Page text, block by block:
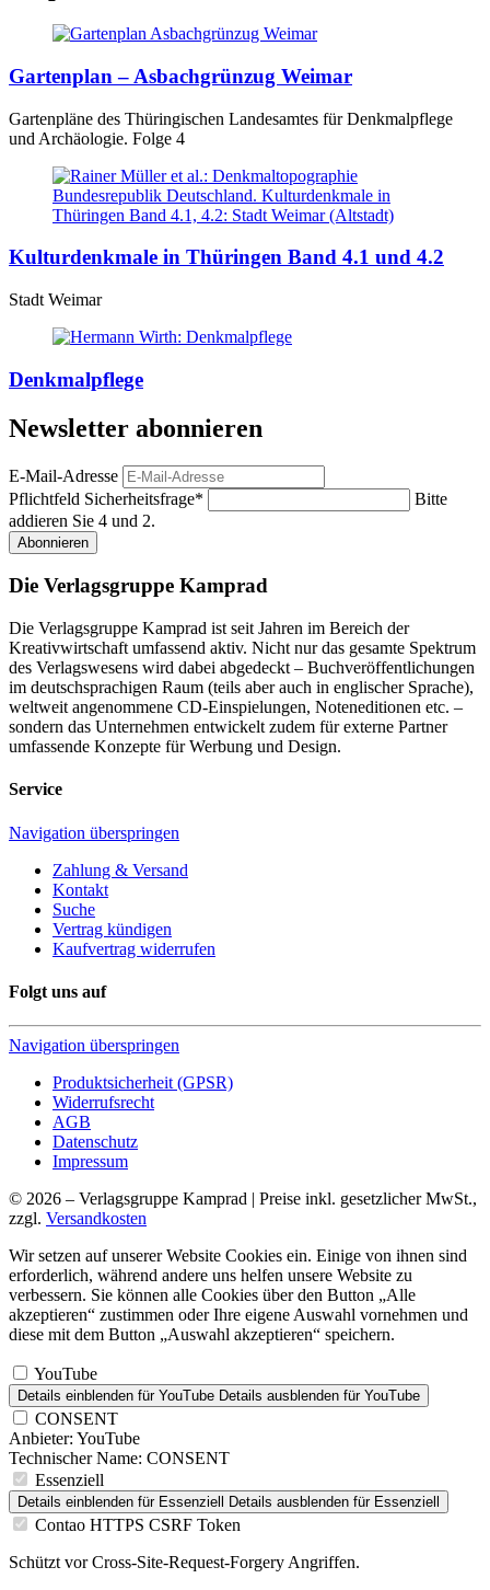
Gartenplan – Asbachgrünzug Weimar
Gartenpläne des Thüringischen Landesamtes für Denkmalpflege
und Archäologie. Folge 4
Kulturdenkmale in Thüringen Band 4.1 und 4.2
Stadt Weimar
Denkmalpflege
Newsletter abonnieren
E-Mail-Adresse
Pflichtfeld Sicherheitsfrage*
Bitte
addieren Sie 4 und 2.
Abonnieren
Die Verlagsgruppe Kamprad
Die Verlagsgruppe Kamprad ist seit Jahren im Bereich der
Kreativwirtschaft umfassend aktiv. Nicht nur das gesamte Spektrum
des Verlagswesens wird dabei abgedeckt – Buchveröffentlichungen
im deutschsprachigen Raum (teils aber auch in englischer Sprache),
weltweit angenommene CD-Einspielungen, Noteneditionen etc. –
sondern das Unternehmen entwickelt zudem für externe Partner
umfassende Konzepte für Werbung und Design.
Service
Navigation überspringen
Zahlung & Versand
Kontakt
Suche
Vertrag kündigen
Kaufvertrag widerrufen
Folgt uns auf
Navigation überspringen
Produktsicherheit (GPSR)
Widerrufsrecht
AGB
Datenschutz
Impressum
© 2026 – Verlagsgruppe Kamprad | Preise inkl. gesetzlicher MwSt.,
zzgl. Versandkosten
Wir setzen auf unserer Website Cookies ein. Einige von ihnen sind
erforderlich, während andere uns helfen unsere Website zu
verbessern. Sie können alle Cookies über den Button „Alle
akzeptieren“ zustimmen oder Ihre eigene Auswahl vornehmen und
diese mit dem Button „Auswahl akzeptieren“ speichern.
YouTube
Details einblenden für YouTube Details ausblenden für YouTube
CONSENT
Anbieter: YouTube
Technischer Name: CONSENT
Essenziell
Details einblenden für Essenziell Details ausblenden für Essenziell
Contao HTTPS CSRF Token
Schützt vor Cross-Site-Request-Forgery Angriffen.